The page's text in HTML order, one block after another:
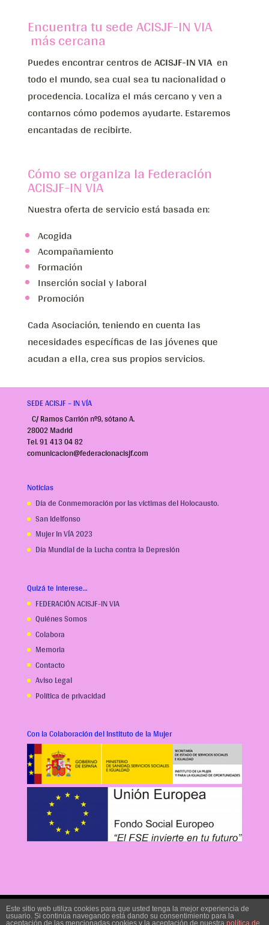
Encuentra tu sede ACISJF-IN VIA
más cercana
Puedes encontrar centros deACISJF-IN VIA en
todo el mundo, sea cual sea tu nacionalidad o
procedencia. Localiza el más cercano y ven a
contarnos cómo podemos ayudarte. Estaremos
encantadas de recibirte.
Cómo se organiza la Federación
ACISJF-IN VIA
Nuestra oferta de servicio está basada en:
Acogida
Acompañamiento
Formación
Inserción social y laboral
Promoción
Cada Asociación, teniendo en cuenta las
necesidades específicas de las jóvenes que
acudan a ella, crea sus propios servicios.
SEDE ACISJF – IN VÍA
C/ Ramos Carrión nº9, sótano A.
28002 Madrid
Tel. 91 413 04 82
comunicacion@federacionacisjf.com
Noticias
Día de Conmemoración por las víctimas del Holocausto.
San Idelfonso
Mujer In VÍA 2023
Día Mundial de la Lucha contra la Depresión
Quizá te interese…
FEDERACIÓN ACISJF-IN VIA
Quiénes Somos
Colabora
Memoria
Contacto
Aviso Legal
Política de privacidad
Con la Colaboración del Instituto de la Mujer
Este sitio web utiliza cookies para que usted tenga la mejor experiencia de
usuario. Si continúa navegando está dando su consentimiento para la
aceptación de las mencionadas cookies y la aceptación de nuestra política de